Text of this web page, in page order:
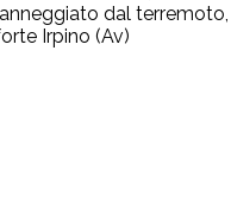
dal terremoto,
Irpino (Av)